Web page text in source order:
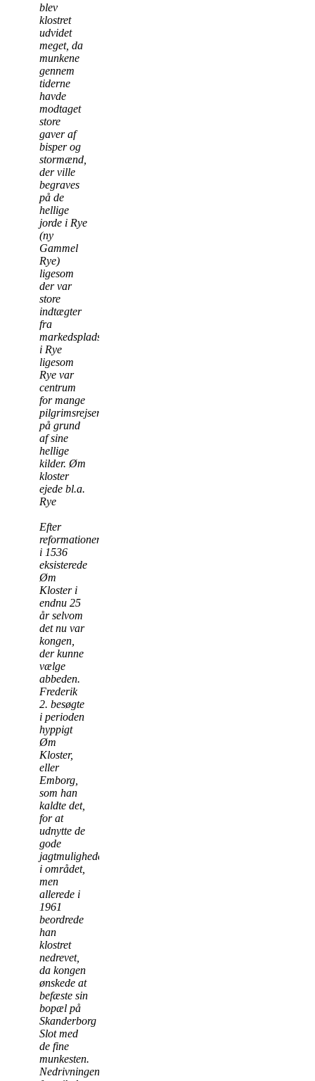
blev
klostret
udvidet
meget, da
munkene
gennem
tiderne
havde
modtaget
store
gaver af
bisper og
stormænd,
der ville
begraves
på de
hellige
jorde i Rye
(ny
Gammel
Rye)
ligesom
der var
store
indtægter
fra
markedspladsen
i Rye
ligesom
Rye var
centrum
for mange
pilgrimsrejser
på grund
af sine
hellige
kilder. Øm
kloster
ejede bl.a.
Rye
Efter
reformationen
i 1536
eksisterede
Øm
Kloster i
endnu 25
år selvom
det nu var
kongen,
der kunne
vælge
abbeden.
Frederik
2. besøgte
i perioden
hyppigt
Øm
Kloster,
eller
Emborg,
som han
kaldte det,
for at
udnytte de
gode
jagtmuligheder
i området,
men
allerede i
1961
beordrede
han
klostret
nedrevet,
da kongen
ønskede at
befæste sin
bopæl på
Skanderborg
Slot med
de fine
munkesten.
Nedrivningen